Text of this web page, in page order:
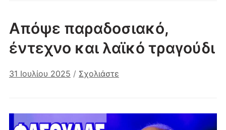
Απόψε παραδοσιακό,
έντεχνο και λαϊκό τραγούδι
31 Ιουλίου 2025 / Σχολιάστε